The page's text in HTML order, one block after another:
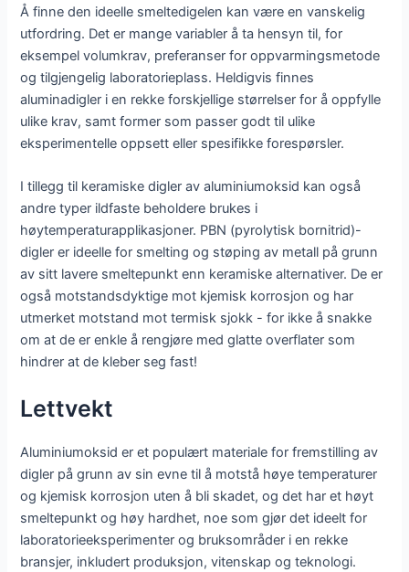
Å finne den ideelle smeltedigelen kan være en vanskelig
utfordring. Det er mange variabler å ta hensyn til, for
eksempel volumkrav, preferanser for oppvarmingsmetode
og tilgjengelig laboratorieplass. Heldigvis finnes
aluminadigler i en rekke forskjellige størrelser for å oppfylle
ulike krav, samt former som passer godt til ulike
eksperimentelle oppsett eller spesifikke forespørsler.
I tillegg til keramiske digler av aluminiumoksid kan også
andre typer ildfaste beholdere brukes i
høytemperaturapplikasjoner. PBN (pyrolytisk bornitrid)-
digler er ideelle for smelting og støping av metall på grunn
av sitt lavere smeltepunkt enn keramiske alternativer. De er
også motstandsdyktige mot kjemisk korrosjon og har
utmerket motstand mot termisk sjokk - for ikke å snakke
om at de er enkle å rengjøre med glatte overflater som
hindrer at de kleber seg fast!
Lettvekt
Aluminiumoksid er et populært materiale for fremstilling av
digler på grunn av sin evne til å motstå høye temperaturer
og kjemisk korrosjon uten å bli skadet, og det har et høyt
smeltepunkt og høy hardhet, noe som gjør det ideelt for
laboratorieeksperimenter og bruksområder i en rekke
bransjer, inkludert produksjon, vitenskap og teknologi.